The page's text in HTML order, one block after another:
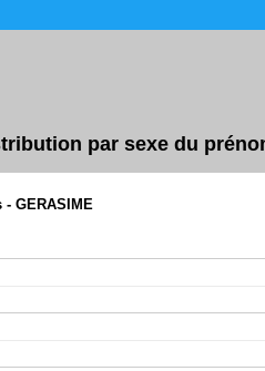
par sexe du
GERASIME